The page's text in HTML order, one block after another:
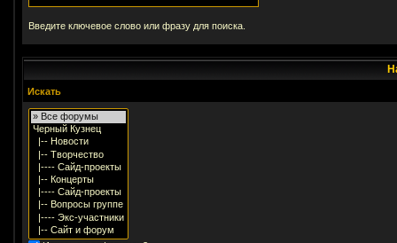
Введите ключевое слово или фразу для поиска.
Искать